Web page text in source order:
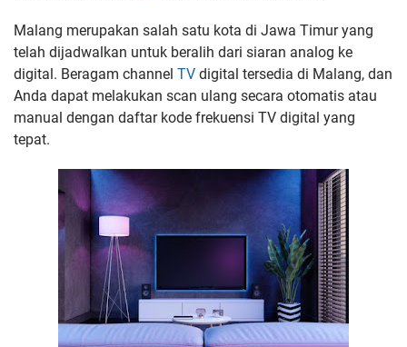
Malang merupakan salah satu kota di Jawa Timur yang
telah dijadwalkan untuk beralih dari siaran analog ke
digital. Beragam channel TV digital tersedia di Malang, dan
Anda dapat melakukan scan ulang secara otomatis atau
manual dengan daftar kode frekuensi TV digital yang
tepat.